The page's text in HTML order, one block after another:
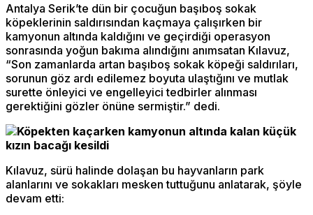
Antalya Serik’te dün bir çocuğun başıboş sokak
köpeklerinin saldırısından kaçmaya çalışırken bir
kamyonun altında kaldığını ve geçirdiği operasyon
sonrasında yoğun bakıma alındığını anımsatan Kılavuz,
“Son zamanlarda artan başıboş sokak köpeği saldırıları,
sorunun göz ardı edilemez boyuta ulaştığını ve mutlak
surette önleyici ve engelleyici tedbirler alınması
gerektiğini gözler önüne sermiştir.” dedi.
Köpekten kaçarken kamyonun altında kalan küçük
kızın bacağı kesildi
Kılavuz, sürü halinde dolaşan bu hayvanların park
alanlarını ve sokakları mesken tuttuğunu anlatarak, şöyle
devam etti: